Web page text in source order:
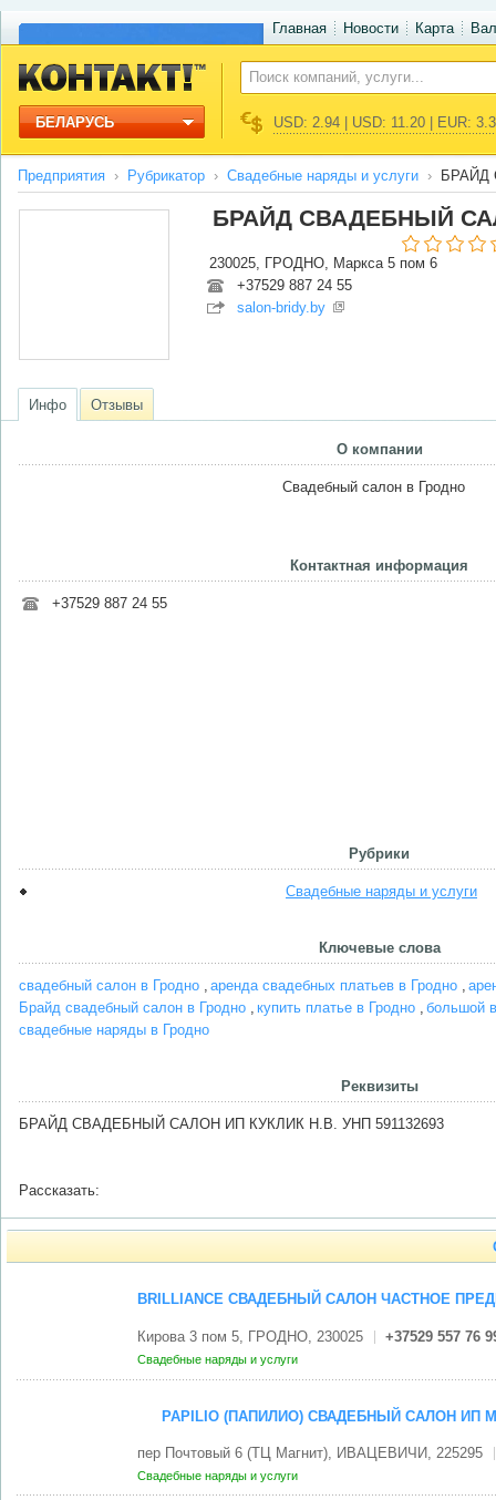
Главная Новости Карта
БЕЛАРУСЬ USD: 2.94 | USD: 11.20 | EUR:
Предприятия Рубрикатор Свадебные наряды и услуги БРАЙД
БРАЙД СВАДЕБНЫЙ
230025, ГРОДНО, Маркса 5 пом 6
+37529 887 24 55
salon-bridy.by
Инфо Отзывы
О компании
Свадебный салон в Гродно
Контактная информация
+37529 887 24 55
Рубрики
Свадебные наряды и услуги
Ключевые слова
свадебный салон в Гродно аренда свадебных платьев в Гродно
Брайд свадебный салон в Гродно
купить платье в Гродно
большой
свадебные наряды в Гродно
Реквизиты
БРАЙД СВАДЕБНЫЙ САЛОН ИП КУКЛИК Н.В. УНП 591132693
Рассказать:
BRILLIANCE СВАДЕБНЫЙ САЛОН ЧАСТНОЕ
Кирова 3 пом 5, ГРОДНО, 230025 +37529 557 76
Свадебные наряды и услуги
PAPILIO (ПАПИЛИО) СВАДЕБНЫЙ САЛОН ИП
пер Почтовый 6 (ТЦ Магнит), ИВАЦЕВИЧИ, 225295
Свадебные наряды и услуги